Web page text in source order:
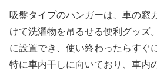
吸盤タイプのハンガーは、車の窓
けて洗濯物を吊るせる便利グッズ
に設置でき、使い終わったらすぐ
特に車内干しに向いており、車内